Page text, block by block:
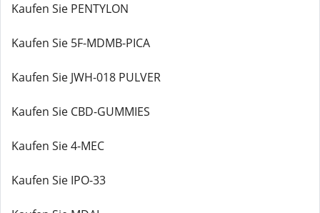
Kaufen Sie PENTYLON
Kaufen Sie 5F-MDMB-PICA
Kaufen Sie JWH-018 PULVER
Kaufen Sie CBD-GUMMIES
Kaufen Sie 4-MEC
Kaufen Sie IPO-33